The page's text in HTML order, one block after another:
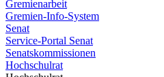
Gremienarbeit
Gremien-Info-System
Senat
Service-Portal Senat
Senatskommissionen
Hochschulrat